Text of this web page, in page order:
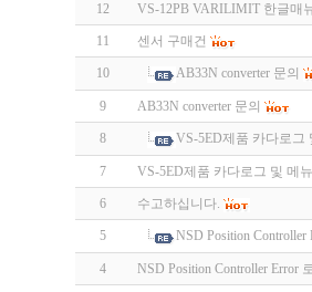
12 VS-12PB VARILIMIT 한글매
11 센서 구매건
10 AB33N converter 문의
9 AB33N converter 문의
8 VS-5ED제품 카다로그
7 VS-5ED제품 카다로그 및 메
6 수고하십니다.
5 NSD Position
4 NSD Position Controller Error